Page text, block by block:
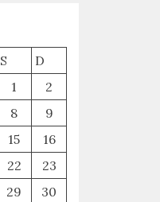
S
D
1
2
8
9
15
16
22
23
29
30